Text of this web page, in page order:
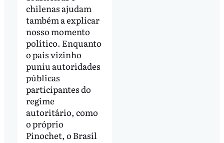
chilenas ajudam
também a explicar
nosso momento
político. Enquanto
o país vizinho
puniu autoridades
públicas
participantes do
regime
autoritário, como
o próprio
Pinochet, o Brasil